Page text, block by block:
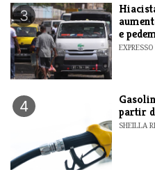
3
e
4
partir
SHEILLA